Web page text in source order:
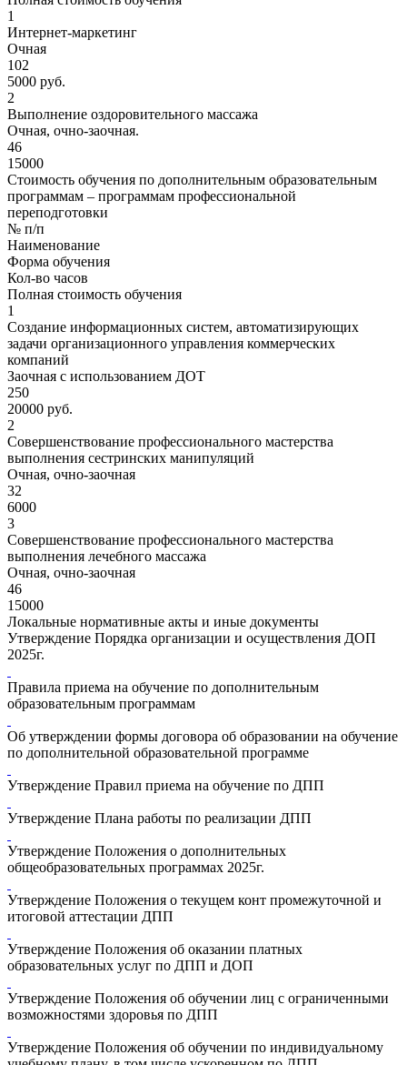
1
Интернет-маркетинг
Очная
102
5000 руб.
2
Выполнение оздоровительного массажа
Очная, очно-заочная.
46
15000
Стоимость обучения по дополнительным образовательным
программам – программам профессиональной
переподготовки
№ п/п
Наименование
Форма обучения
Кол-во часов
Полная стоимость обучения
1
Создание информационных систем, автоматизирующих
задачи организационного управления коммерческих
компаний
Заочная с использованием ДОТ
250
20000 руб.
2
Совершенствование профессионального мастерства
выполнения сестринских манипуляций
Очная, очно-заочная
32
6000
3
Совершенствование профессионального мастерства
выполнения лечебного массажа
Очная, очно-заочная
46
15000
Локальные нормативные акты и иные документы
Утверждение Порядка организации и осуществления ДОП
2025г.
Правила приема на обучение по дополнительным
образовательным программам
Об утверждении формы договора об образовании на обучение
по дополнительной образовательной программе
Утверждение Правил приема на обучение по ДПП
Утверждение Плана работы по реализации ДПП
Утверждение Положения о дополнительных
общеобразовательных программах 2025г.
Утверждение Положения о текущем конт промежуточной и
итоговой аттестации ДПП
Утверждение Положения об оказании платных
образовательных услуг по ДПП и ДОП
Утверждение Положения об обучении лиц с ограниченными
возможностями здоровья по ДПП
Утверждение Положения об обучении по индивидуальному